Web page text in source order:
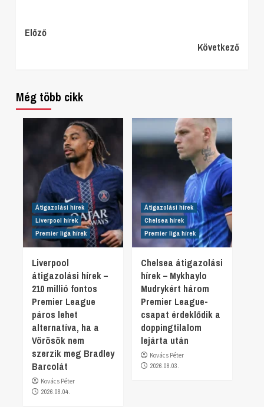
Continue
Előző
Következő
Még több cikk
Átigazolási hírek
Liverpool hírek
Premier liga hírek
Liverpool
átigazolási hírek –
210 millió fontos
Premier League
páros lehet
alternatíva, ha a
Vörösök nem
szerzik meg Bradley
Barcolát
Kovács Péter
2026.08.04.
Átigazolási hírek
Chelsea hírek
Premier liga hírek
Chelsea átigazolási
hírek – Mykhaylo
Mudrykért három
Premier League-
csapat érdeklődik a
doppingtilalom
lejárta után
Kovács Péter
2026.08.03.